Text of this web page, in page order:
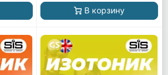
В корзину